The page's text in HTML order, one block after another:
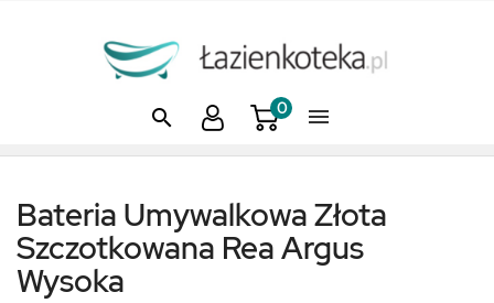
 0
Bateria Umywalkowa Złota
Szczotkowana Rea Argus
Wysoka